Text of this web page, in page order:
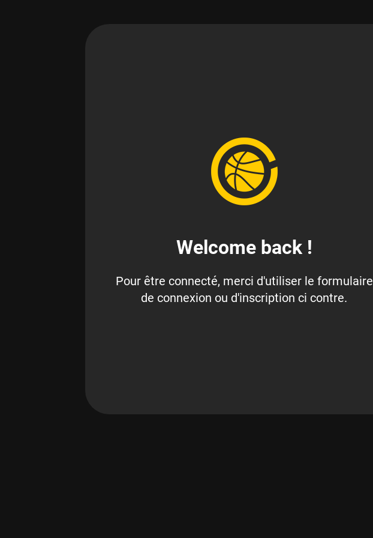
Welcome back !
Pour être connecté, merci d'utiliser le formulaire
de connexion ou d'inscription ci contre.